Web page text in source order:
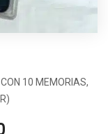
10 MEMORIAS,